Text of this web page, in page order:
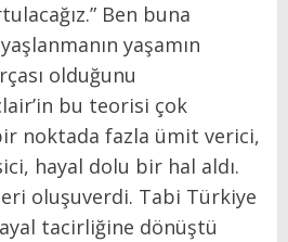
Ben buna
yaşamın
olduğunu
bu teorisi çok
noktada fazla ümit verici,
hayal dolu bir hal aldı.
oluşuverdi. Tabi Türkiye
tacirliğine dönüştü